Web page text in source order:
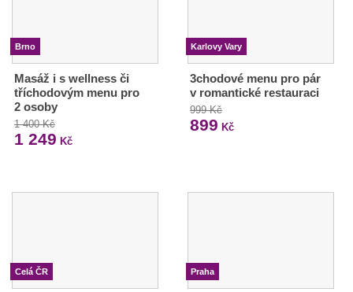
Brno
Masáž i s wellness či
tříchodovým menu pro
2 osoby
1 400 Kč
1 249 Kč
Karlovy Vary
3chodové menu pro pár
v romantické restauraci
999 Kč
899 Kč
Celá ČR Praha